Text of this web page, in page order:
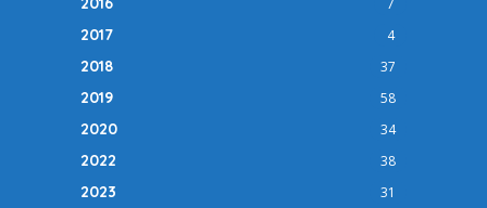
7
2017 4
2018 37
2019 58
2020 34
2022 38
2023 31